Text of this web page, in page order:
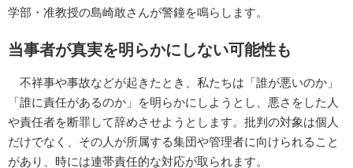
学部・准教授の島崎敢さんが警鐘を鳴らします。
当事者が真実を明らかにしない可能性も
不祥事や事故などが起きたとき、私たちは「誰が悪いのか」
「誰に責任があるのか」を明らかにしようとし、悪さをした人
や責任者を断罪して辞めさせようとします。批判の対象は個人
だけでなく、その人が所属する集団や管理者に向けられること
があり、時には連帯責任的な対応が取られます。